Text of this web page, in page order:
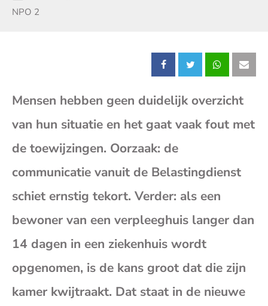
Zender:
NPO 2
Deel
dit
bericht
op
Facebook
Deel
dit
op
X
Deel
dit
bericht
op
Mensen hebben geen duidelijk overzicht
van hun situatie en het gaat vaak fout met
de toewijzingen. Oorzaak: de
communicatie vanuit de Belastingdienst
schiet ernstig tekort. Verder: als een
bewoner van een verpleeghuis langer dan
14 dagen in een ziekenhuis wordt
opgenomen, is de kans groot dat die zijn
kamer kwijtraakt. Dat staat in de nieuwe